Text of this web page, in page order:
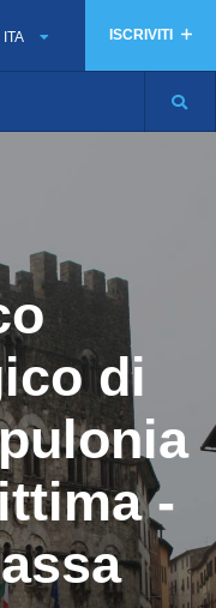
ISCRIVITI
ITA
di
-